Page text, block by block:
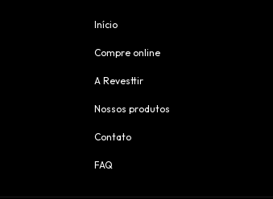
Início
Compre online
A Revesttir
Nossos produtos
Contato
FAQ